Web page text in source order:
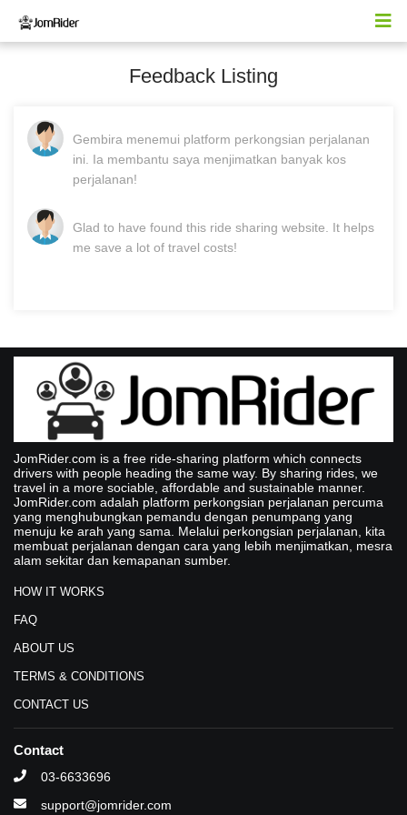
Feedback Listing
Gembira menemui platform perkongsian perjalanan
ini. Ia membantu saya menjimatkan banyak kos
perjalanan!
Glad to have found this ride sharing website. It helps
me save a lot of travel costs!
JomRider.com is a free ride-sharing platform which connects
drivers with people heading the same way. By sharing rides, we
travel in a more sociable, affordable and sustainable manner.
JomRider.com adalah platform perkongsian perjalanan percuma
yang menghubungkan pemandu dengan penumpang yang
menuju ke arah yang sama. Melalui perkongsian perjalanan, kita
membuat perjalanan dengan cara yang lebih menjimatkan, mesra
alam sekitar dan kemapanan sumber.
HOW IT WORKS
FAQ
ABOUT US
TERMS & CONDITIONS
CONTACT US
Contact
03-6633696
support@jomrider.com